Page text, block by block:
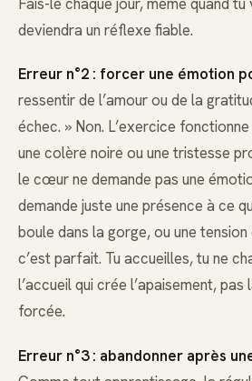
deviendra un réflexe fiable.
Erreur n°2 : forcer une émotion
ressentir de l’amour ou de la
échec. » Non. L’exercice
une colère noire ou une tristesse
le cœur ne demande pas une
demande juste une présence à ce
boule dans la gorge, ou une
c’est parfait. Tu accueilles, tu ne
l’accueil qui crée l’apaisement,
forcée.
Erreur n°3 : abandonner après